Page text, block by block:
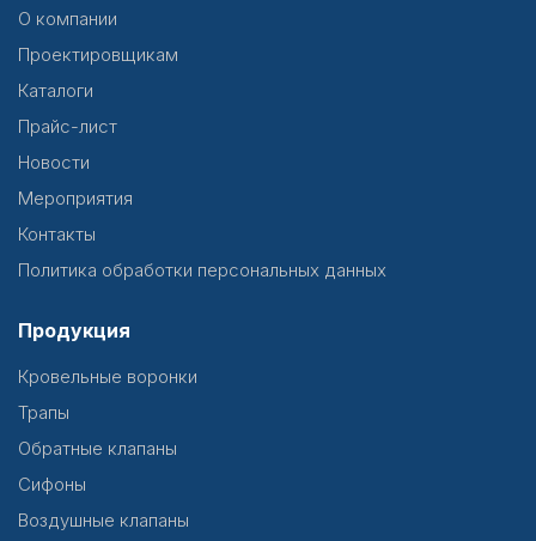
О компании
Проектировщикам
Каталоги
Прайс-лист
Новости
Мероприятия
Контакты
Политика обработки персональных данных
Продукция
Кровельные воронки
Трапы
Обратные клапаны
Сифоны
Воздушные клапаны